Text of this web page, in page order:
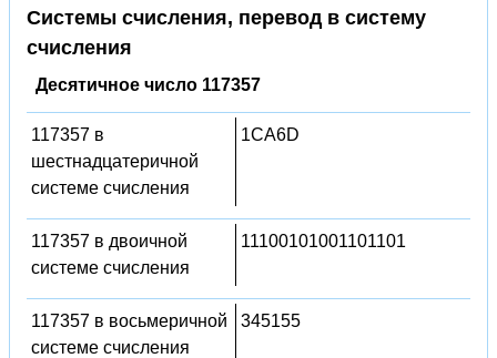
Системы счисления, перевод в систему
счисления
Десятичное число 117357
117357 в
шестнадцатеричной
системе счисления
1CA6D
117357 в двоичной
системе счисления
11100101001101101
117357 в восьмеричной
системе счисления
345155